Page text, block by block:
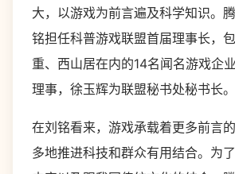
大，以游戏为前言遍及科学知识。
铭担任科普游戏联盟首届理事长，
重、西山居在内的14名闻名游戏企
理事，徐玉辉为联盟秘书处秘书长。
在刘铭看来，游戏承载着更多前言
多地推进科技和群众有用结合。为